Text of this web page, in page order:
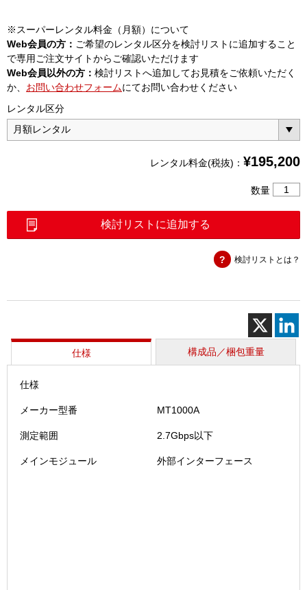
※スーパーレンタル料金（月額）について
Web会員の方： ご希望のレンタル区分を検討リストに追加すること
で専用ご注文サイトからご確認いただけます
Web会員以外の方： 検討リストへ追加してお見積をご依頼いただく
か、 お問い合わせフォームにてお問い合わせください
レンタル区分
レンタル料金(税抜)： ¥195,200
数量
ク
タ
プ
ロ
検討リストに追加する
検討リストとは？
仕様 構成品／梱包重量
仕様
メーカー型番 MT1000A
測定範囲 2.7Gbps以下
メインモジュール 外部インターフェース